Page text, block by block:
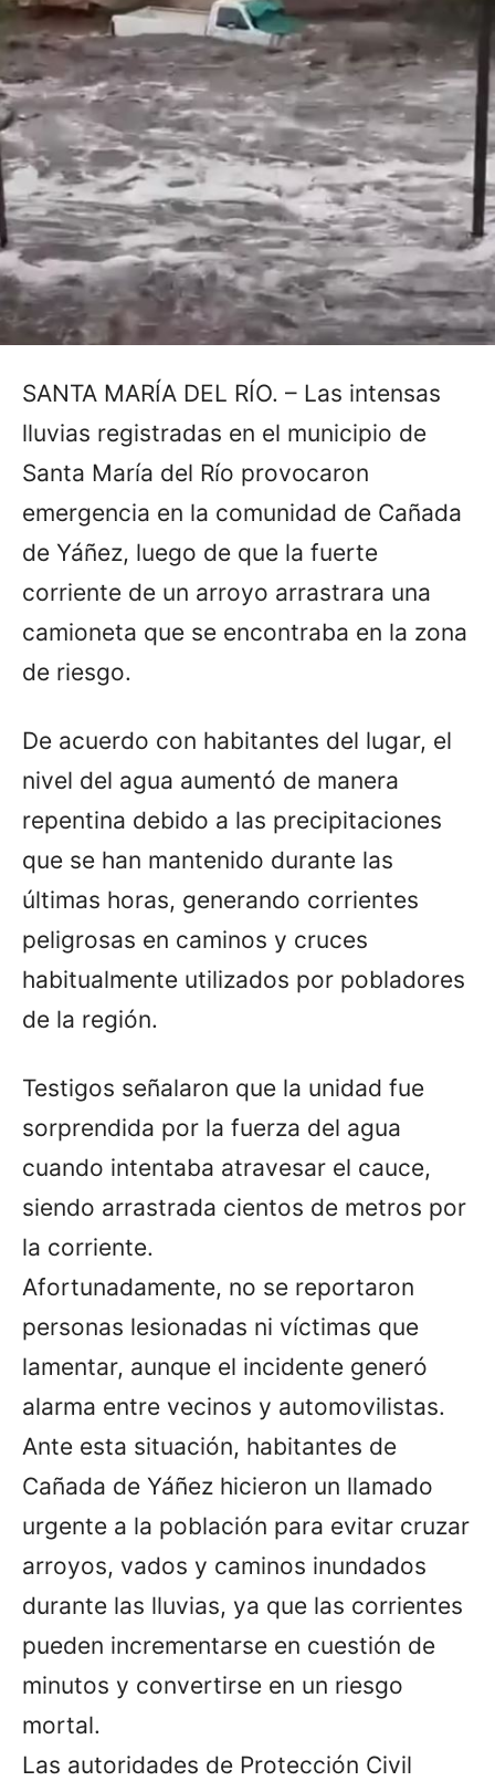
SANTA MARÍA DEL RÍO. – Las intensas
lluvias registradas en el municipio de
Santa María del Río provocaron
emergencia en la comunidad de Cañada
de Yáñez, luego de que la fuerte
corriente de un arroyo arrastrara una
camioneta que se encontraba en la zona
de riesgo.
De acuerdo con habitantes del lugar, el
nivel del agua aumentó de manera
repentina debido a las precipitaciones
que se han mantenido durante las
últimas horas, generando corrientes
peligrosas en caminos y cruces
habitualmente utilizados por pobladores
de la región.
Testigos señalaron que la unidad fue
sorprendida por la fuerza del agua
cuando intentaba atravesar el cauce,
siendo arrastrada cientos de metros por
la corriente.
Afortunadamente, no se reportaron
personas lesionadas ni víctimas que
lamentar, aunque el incidente generó
alarma entre vecinos y automovilistas.
Ante esta situación, habitantes de
Cañada de Yáñez hicieron un llamado
urgente a la población para evitar cruzar
arroyos, vados y caminos inundados
durante las lluvias, ya que las corrientes
pueden incrementarse en cuestión de
minutos y convertirse en un riesgo
mortal.
Las autoridades de Protección Civil